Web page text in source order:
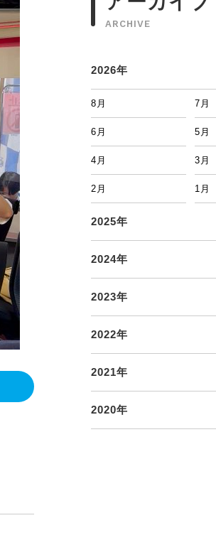
ARCHIVE
2026年
8月 7月
6月 5月
4月 3月
2月 1月
2025年
2024年
2023年
2022年
2021年
2020年